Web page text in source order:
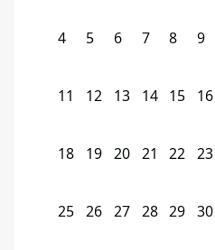
4 5 6 7 8 9
11 12 13 14 15 16
18 19 20 21 22 23
25 26 27 28 29 30